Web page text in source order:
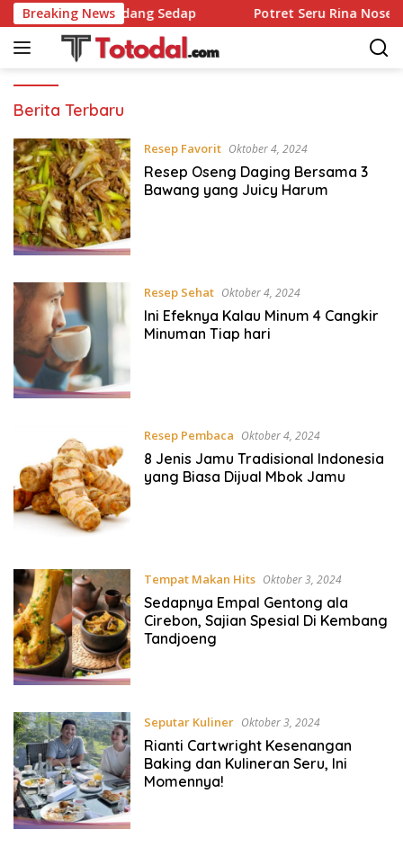
Langsung
ke
konten
Breaking News
hingga Rendang Sedap Potret Seru Rina Nose Di
Totodal
Berita Terbaru
Resep Favorit Oktober 4, 2024
Resep Oseng Daging Bersama 3
Bawang yang Juicy Harum
Resep Sehat Oktober 4, 2024
Ini Efeknya Kalau Minum 4 Cangkir
Minuman Tiap hari
Resep Pembaca Oktober 4, 2024
8 Jenis Jamu Tradisional Indonesia
yang Biasa Dijual Mbok Jamu
Tempat Makan Hits Oktober 3, 2024
Sedapnya Empal Gentong ala
Cirebon, Sajian Spesial Di Kembang
Tandjoeng
Seputar Kuliner Oktober 3, 2024
Rianti Cartwright Kesenangan
Baking dan Kulineran Seru, Ini
Momennya!